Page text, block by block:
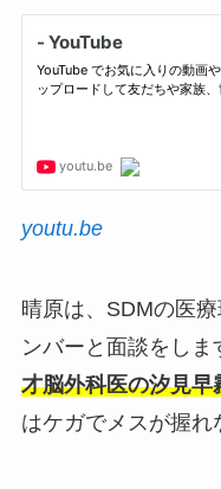
youtu.be
晴原は、SDMの医
ンバーと面談をしま
才脳外科医の汐見
はケガでメスが握れ